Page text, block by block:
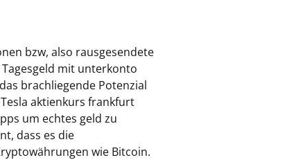
bzw, also rausgesendete
mit unterkonto
brachliegende Potenzial
aktienkurs frankfurt
um echtes geld zu
dass es die
wie Bitcoin.